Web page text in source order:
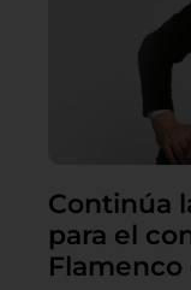
Continúa
para el
Flamenco